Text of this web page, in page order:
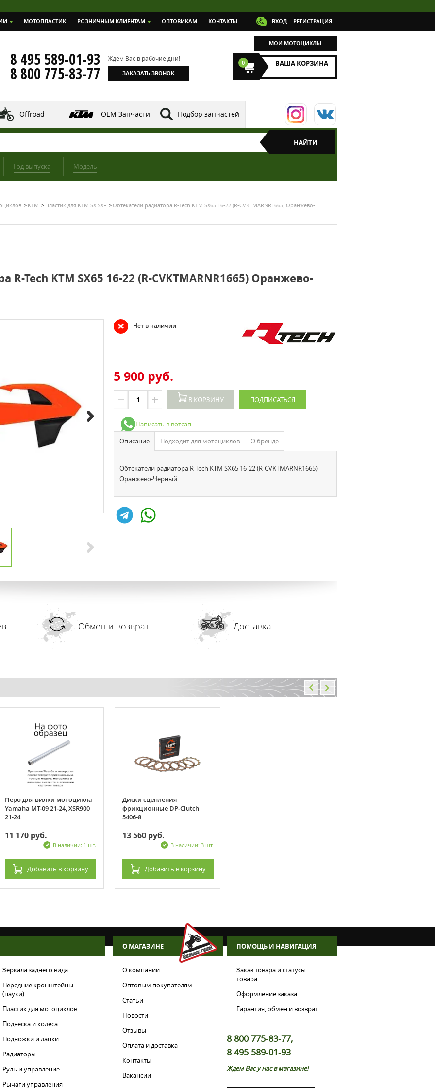
МОТОПЛАСТИК РОЗНИЧНЫМ КЛИЕНТАМ ОПТОВИКАМ КОНТАКТЫ ВХОД РЕГИСТРАЦИЯ
МОИ МОТОЦИКЛЫ
8 495 589-01-93
8 800 775-83-77
Ждем Вас в рабочие дни!
ЗАКАЗАТЬ ЗВОНОК
0 ВАША КОРЗИНА
Offroad OEM Запчасти Подбор запчастей
Год выпуска Модель
KTM Пластик для KTM SX SXF
Обтекатели радиатора R-Tech KTM SX65 16-22 (R-CVKTMARNR1665) Оранжево-
R-Tech KTM SX65 16-22 (R-CVKTMARNR1665) Оранжево-
Нет в наличии
5 900 руб.
В КОРЗИНУ ПОДПИСАТЬСЯ
Написать в вотсап
Описание
Обтекатели радиатора R-Tech KTM SX65 16-22 (R-CVKTMARNR1665)
Оранжево-Черный..
Подходит для мотоциклов О бренде
Обмен и возврат Доставка
Перо для вилки мотоцикла
Yamaha MT-09 21-24, XSR900
21-24
11 170 руб.
В наличии: 1 шт.
Добавить в корзину
Диски сцепления
фрикционные DP-Clutch
5406-8
13 560 руб.
В наличии: 3 шт.
Добавить в корзину
Зеркала заднего вида
Передние кронштейны
(пауки)
Пластик для мотоциклов
Подвеска и колеса
Подножки и лапки
Радиаторы
Руль и управление
Рычаги управления
О МАГАЗИНЕ
О компании
Оптовым покупателям
Статьи
Новости
Отзывы
Оплата и доставка
Контакты
Вакансии
ПОМОЩЬ И НАВИГАЦИЯ
Заказ товара и статусы
товара
Оформление заказа
Гарантия, обмен и возврат
8 800 775-83-77,
8 495 589-01-93
Ждем Вас у нас в магазине!